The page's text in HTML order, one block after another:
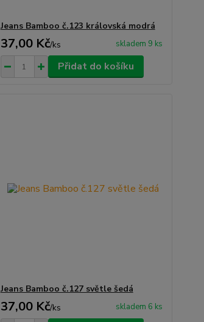
Jeans Bamboo č.123 královská modrá
37,00 Kč/ks skladem 9 ks
Přidat do košíku
Jeans Bamboo č.127 světle šedá
37,00 Kč/ks skladem 6 ks